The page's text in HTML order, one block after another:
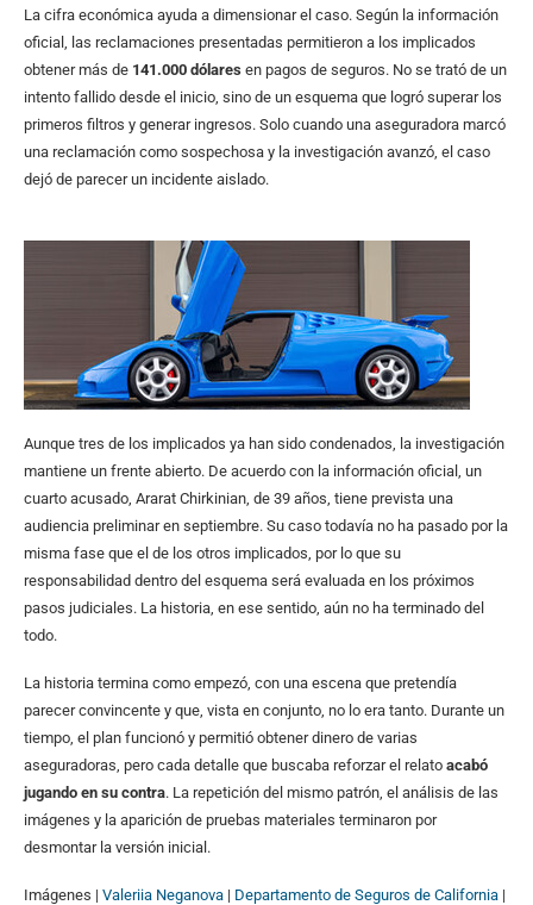
La cifra económica ayuda a dimensionar el caso. Según la información
oficial, las reclamaciones presentadas permitieron a los implicados
obtener más de 141.000 dólares en pagos de seguros. No se trató de un
intento fallido desde el inicio, sino de un esquema que logró superar los
primeros filtros y generar ingresos. Solo cuando una aseguradora marcó
una reclamación como sospechosa y la investigación avanzó, el caso
dejó de parecer un incidente aislado.
Aunque tres de los implicados ya han sido condenados, la investigación
mantiene un frente abierto. De acuerdo con la información oficial, un
cuarto acusado, Ararat Chirkinian, de 39 años, tiene prevista una
audiencia preliminar en septiembre. Su caso todavía no ha pasado por la
misma fase que el de los otros implicados, por lo que su
responsabilidad dentro del esquema será evaluada en los próximos
pasos judiciales. La historia, en ese sentido, aún no ha terminado del
todo.
La historia termina como empezó, con una escena que pretendía
parecer convincente y que, vista en conjunto, no lo era tanto. Durante un
tiempo, el plan funcionó y permitió obtener dinero de varias
aseguradoras, pero cada detalle que buscaba reforzar el relato acabó
jugando en su contra. La repetición del mismo patrón, el análisis de las
imágenes y la aparición de pruebas materiales terminaron por
desmontar la versión inicial.
Imágenes | Valeriia Neganova | Departamento de Seguros de California |